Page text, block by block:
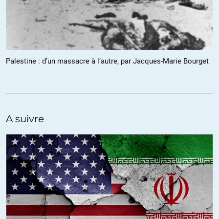
d’ailleurs ce n’est même pas la question de Sadam Hussein qui
sert juste à ce que les idiots regardent bien le doigt et pas la Lune.
C’est un regard intéressant « pour un américain », mais il y a une
grosse marge de progression sur qui sont les États Unis et quel
est leur rôle dans le monde. Hitler aussi était partis pour faire une
+2 ALERTER
moshedayan//20.05.2018 à 19h36
Bien d’accord avec Fritz, cet article est bien conçu par un américain
typique qui a du mal à céder ne serait-ce ce qu’un pouce de terrain et
sa conclusion n’est qu’une « pirouette intellectuelle » invitant les
dirigeants américains à trouver d’autres voies pour maintenir son
leadership.
La seule solution viable et sûre pour nombre de pays est de
s’affranchir des transactions en dollars, d’oeuvrer opiniâtrement à
Palestine : d’un massacre à l’autre, par Jacques-Marie Bourget
A suivre